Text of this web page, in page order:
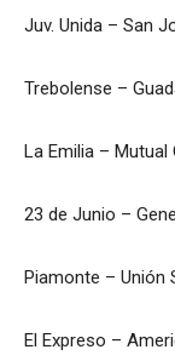
Juv. Unida – San
Trebolense –
La Emilia – Mutual
23 de Junio –
Piamonte – Unión
El Expreso –